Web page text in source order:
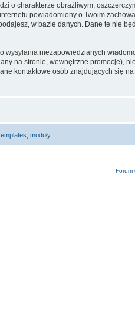
o charakterze obraźliwym,
powiadomiony o Twoim
w bazie danych. Dane te nie
wysyłania niezapowiedzianych
na stronie, wewnętrzne promocje),
kontaktowe osób znajdujących się
moduły
Forum